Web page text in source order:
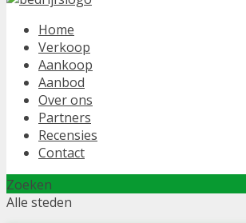
Home
Verkoop
Aankoop
Aanbod
Over ons
Partners
Recensies
Contact
Zoeken
Alle steden